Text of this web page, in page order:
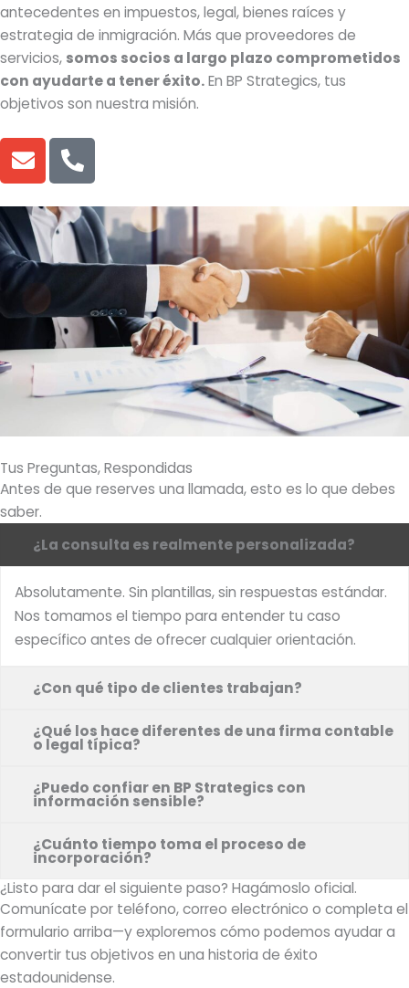
antecedentes en impuestos, legal, bienes raíces y
estrategia de inmigración. Más que proveedores de
servicios, somos socios a largo plazo comprometidos
con ayudarte a tener éxito.En BP Strategics, tus
objetivos son nuestra misión.
E
n
v
e
l
o
p
e
P
h
o
n
e
-
l
Tus Preguntas, Respondidas
Antes de que reserves una llamada, esto es lo que debes
saber.
¿La consulta es realmente personalizada?
Absolutamente. Sin plantillas, sin respuestas estándar.
Nos tomamos el tiempo para entender tu caso
específico antes de ofrecer cualquier orientación.
¿Con qué tipo de clientes trabajan?
¿Qué los hace diferentes de una firma contable
o legal típica?
¿Puedo confiar en BP Strategics con
información sensible?
¿Cuánto tiempo toma el proceso de
incorporación?
¿Listo para dar el siguiente paso? Hagámoslo oficial.
Comunícate por teléfono, correo electrónico o completa el
formulario arriba—y exploremos cómo podemos ayudar a
convertir tus objetivos en una historia de éxito
estadounidense.